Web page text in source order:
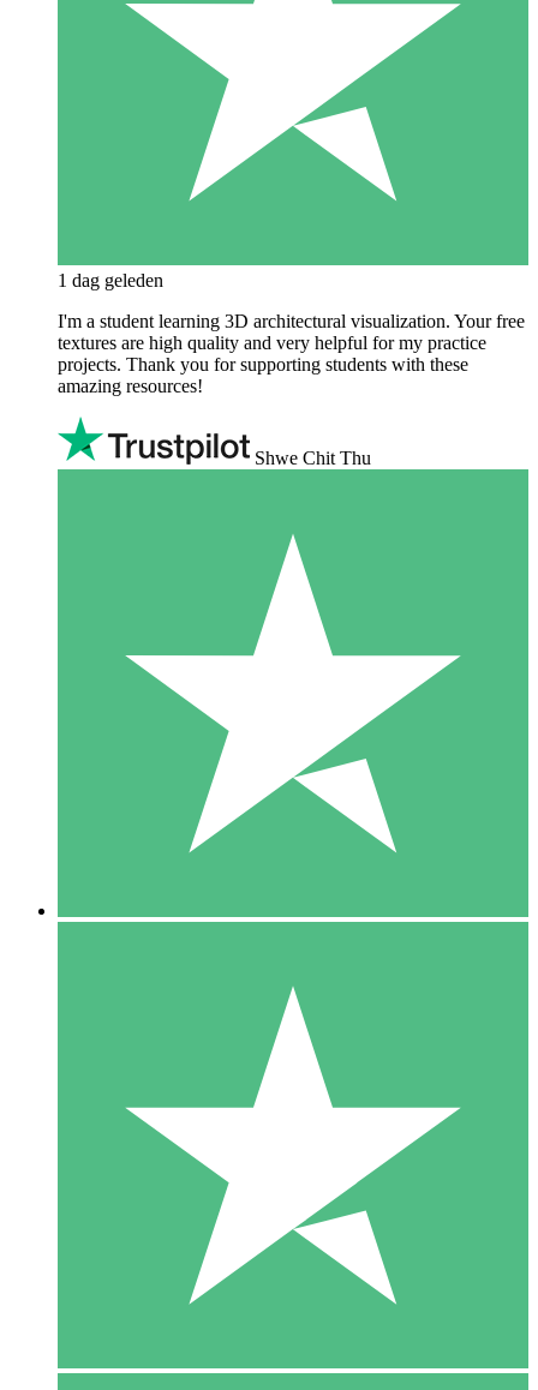
1 dag geleden
I'm a student learning 3D architectural visualization. Your free
textures are high quality and very helpful for my practice
projects. Thank you for supporting students with these
amazing resources!
Shwe Chit Thu